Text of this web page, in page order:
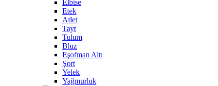
Elbise
Etek
Atlet
Tayt
Tulum
Bluz
Eşofman Altı
Şort
Yelek
Yağmurluk